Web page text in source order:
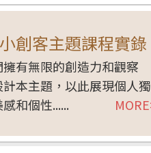
創客主題課程實錄
擁有無限的創造力和觀察
計本主題，以此展現個人獨
和個性......